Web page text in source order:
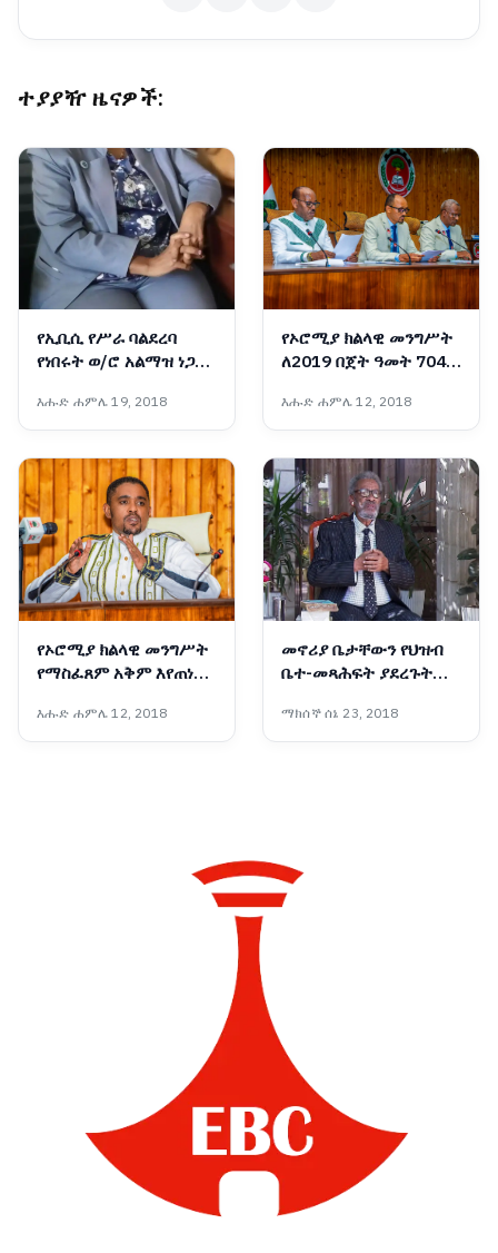
ተያያዥ ዜናዎች:
የኢቢሲ የሥራ ባልደረባ
የነበሩት ወ/ሮ አልማዝ ነጋሽ
እሑድ ሐምሌ 19, 2018
የኦሮሚያ ክልላዊ መንግሥት
ለ2019 በጀት ዓመት 704
እሑድ ሐምሌ 12, 2018
የኦሮሚያ ክልላዊ መንግሥት
የማስፈጸም አቅም እየጠነከረ
አብዲሳ
እሑድ ሐምሌ 12, 2018
መኖሪያ ቤታቸውን የህዝብ
ቤተ-መጻሕፍት ያደረጉት
ማክሰኞ ሰኔ 23, 2018